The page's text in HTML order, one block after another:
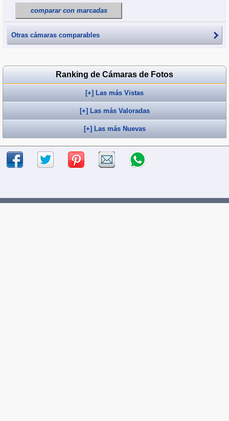
comparar con marcadas
Otras cámaras comparables
Ranking de Cámaras de Fotos
[+] Las más Vistas
[+] Las más Valoradas
[+] Las más Nuevas